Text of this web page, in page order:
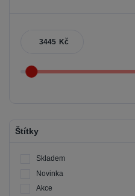
Kč
Štítky
Skladem
Novinka
Akce